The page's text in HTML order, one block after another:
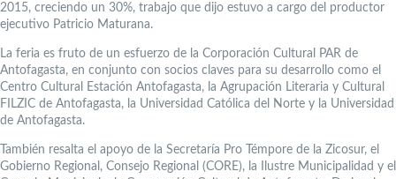
2015, creciendo un 30%, trabajo que dijo estuvo a cargo del productor
ejecutivo Patricio Maturana.
La feria es fruto de un esfuerzo de la Corporación Cultural PAR de
Antofagasta, en conjunto con socios claves para su desarrollo como el
Centro Cultural Estación Antofagasta, la Agrupación Literaria y Cultural
FILZIC de Antofagasta, la Universidad Católica del Norte y la Universidad
de Antofagasta.
También resalta el apoyo de la Secretaría Pro Témpore de la Zicosur, el
Gobierno Regional, Consejo Regional (CORE), la Ilustre Municipalidad y el